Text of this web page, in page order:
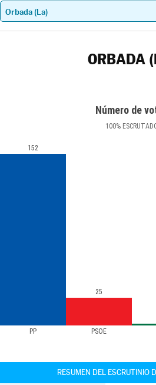
ORBADA
Número de
100%
PP PSOE
152
25
RESUMEN DEL ESCRUTINIO